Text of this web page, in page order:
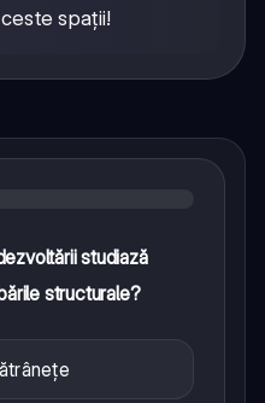
spații!
studiază
structurale?